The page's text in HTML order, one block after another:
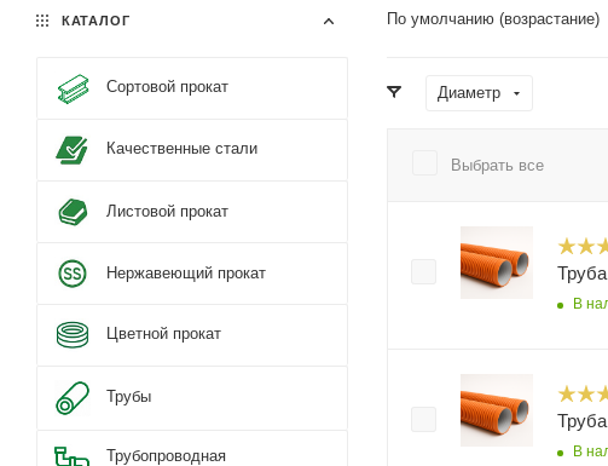
По умолчанию (возрастание)
Диаметр
Выбрать все
В
В
КАТАЛОГ
Сортовой прокат
Качественные стали
Листовой прокат
Нержавеющий прокат
Цветной прокат
Трубы
Трубопроводная